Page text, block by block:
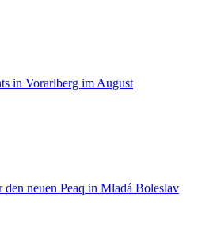
in Vorarlberg im August
den neuen Peaq in Mladá Boleslav